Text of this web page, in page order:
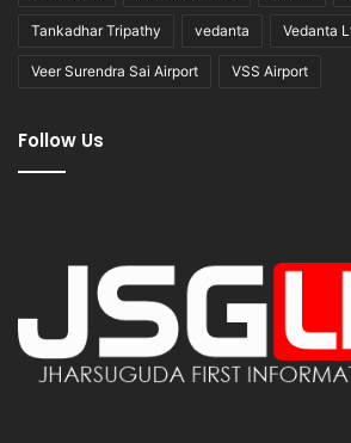
Tankadhar Tripathy vedanta Vedanta
Veer Surendra Sai Airport VSS Airport
Follow Us